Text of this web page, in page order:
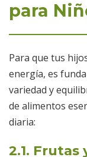
para
Para que tus
energía, es
variedad y
de alimentos
diaria:
2.1. Frutas